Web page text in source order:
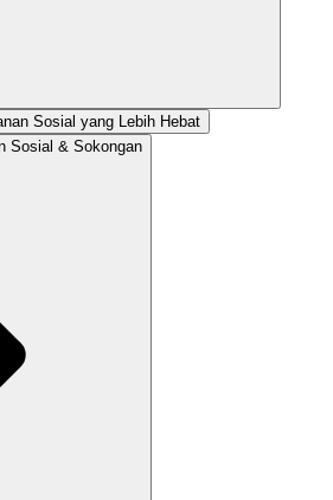
Sosial yang Lebih Hebat
Sosial & Sokongan